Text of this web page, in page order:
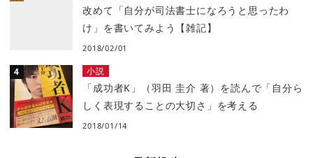
改めて「自分が司法書士になろうと思ったわ
け」を書いてみよう【雑記】
2018/02/01
小説
「成功者K」（羽田 圭介 著）を読んで「自分ら
しく表現することの大切さ」を考える
2018/01/14